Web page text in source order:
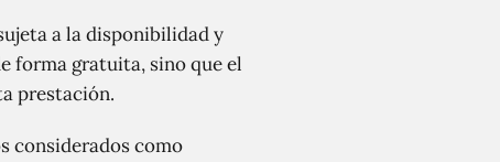
a la disponibilidad y
forma gratuita, sino que el
prestación.
considerados como